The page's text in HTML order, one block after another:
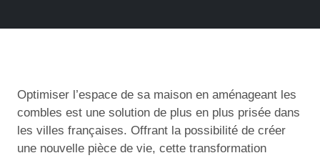
Optimiser l’espace de sa maison en aménageant les
combles est une solution de plus en plus prisée dans
les villes françaises. Offrant la possibilité de créer
une nouvelle pièce de vie, cette transformation